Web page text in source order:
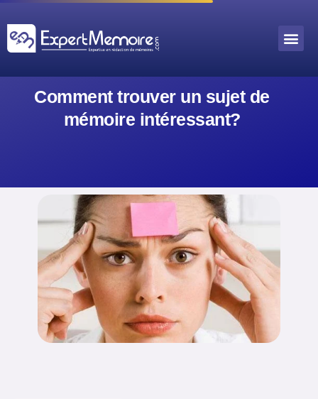
au
contenu
Comment trouver un sujet de
mémoire intéressant?